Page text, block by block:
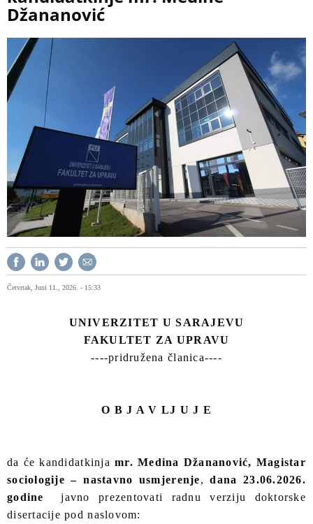
Džananović
Četvrtak, Juni 11., 2026. - 15:33
UNIVERZITET U SARAJEVU
FAKULTET ZA UPRAVU
----pridružena članica----
O B J A V LJ U J E
da će kandidatkinja mr. Medina Džananović, Magistar
sociologije – nastavno usmjerenje,dana 23.06.2026.
godine javno prezentovati radnu verziju doktorske
disertacije pod naslovom: